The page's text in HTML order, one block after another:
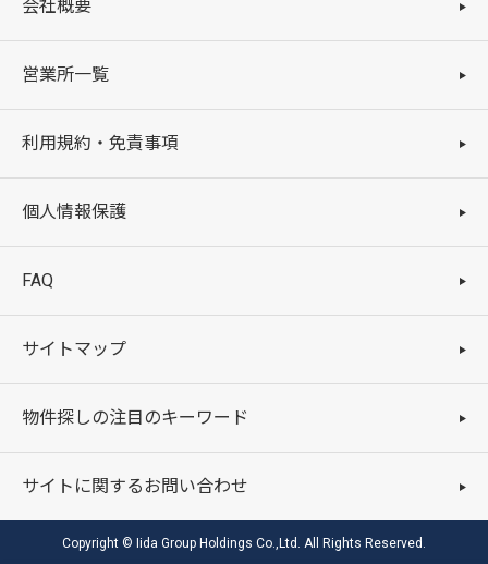
会社概要
営業所一覧
利用規約・免責事項
個人情報保護
FAQ
サイトマップ
物件探しの注目のキーワード
サイトに関するお問い合わせ
Copyright © Iida Group Holdings Co.,Ltd. All Rights Reserved.